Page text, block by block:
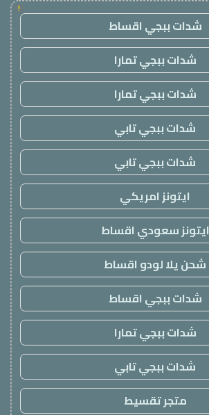
!
شدات ببجي اقساط
شدات ببجي تمارا
شدات ببجي تمارا
شدات ببجي تابي
شدات ببجي تابي
ايتونز امريكي
ايتونز سعودي اقساط
شحن يلا لودو اقساط
شدات ببجي اقساط
شدات ببجي تمارا
شدات ببجي تابي
متجر تقسيط